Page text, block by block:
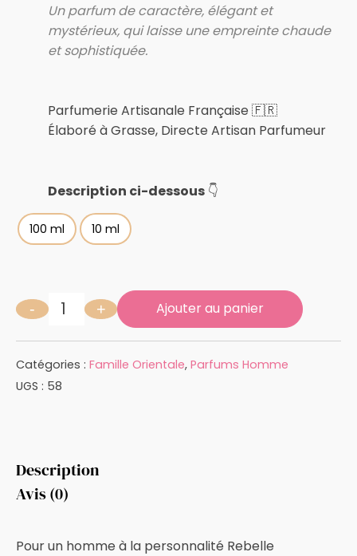
Un parfum de caractère, élégant et
mystérieux, qui laisse une empreinte chaude
et sophistiquée.
Parfumerie Artisanale Française 🇫🇷
Élaboré à Grasse, Directe Artisan Parfumeur
Description ci-dessous 👇
100 ml 10 ml
quantité de Eau de parfumCAFÉ VÉTIVER
- + Ajouter au panier
UGS : 58
Catégories : Famille Orientale, Parfums Homme
Description
Avis (0)
Pour un homme à la personnalité Rebelle